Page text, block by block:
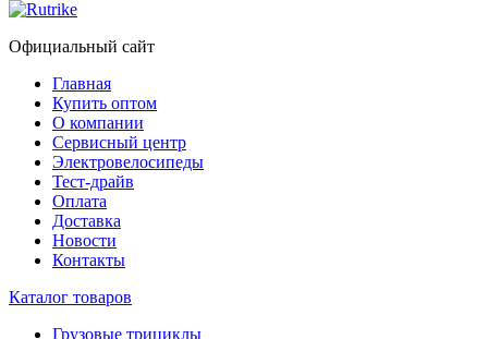
Официальный сайт
Главная
Купить оптом
О компании
Сервисный центр
Электровелосипеды
Тест-драйв
Оплата
Доставка
Новости
Контакты
Каталог товаров
Грузовые трициклы